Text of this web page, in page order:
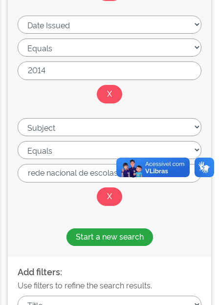
Start a new search
Add filters:
Use filters to refine the search results.